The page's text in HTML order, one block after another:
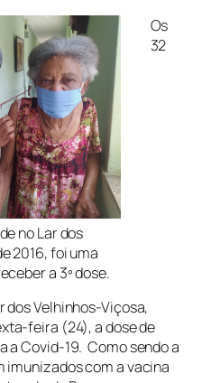
no Lar dos
2016, foi uma
a 3º dose.
Os
32
dos Velhinhos-Viçosa,
feira (24), a dose de
a Covid-19. Como sendo a
imunizados com a vacina